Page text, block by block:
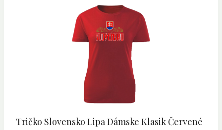
Tričko Slovensko Lipa Dámske Klasik Červené